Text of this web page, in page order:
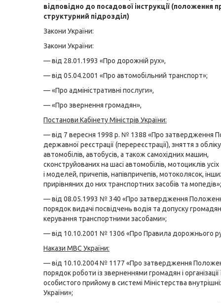
відповідно до посадо­вої інструкції (положення
структурний підроз­діл)
Закони України:
Закони України:
— від 28.01.1993 «Про дорожній рух»,
— від 05.04.2001 «Про автомобільний транспорт»;
— «Про адміністративні послуги»,
— «Про звернення громадян»,
Постанови Кабінету Міністрів України:
— від 7 вересня 1998 р. № 1388 «Про затвердження
державної реєстрації (перереєстрації), зняття з обліку
автомобілів, автобусів, а також самохідних машин,
сконструйованих на шасі автомобілів, мотоциклів
і моделей, причепів, напівпричепів, мотоколясок,
прирівняних до них транспортних засобів та мопедів»;
— від 08.05.1993 № 340 «Про затвердження
порядок видачі посвідчень водія та допуску
керування транспортними засобами»;
— від 10.10.2001 № 1306 «Про Правила дорожнього
Накази МВС України:
— від 10.10.2004 № 1177 «Про затвердження
порядок роботи із зверненнями громадян і організації
особистого прийому в системі Міністерства
України»;